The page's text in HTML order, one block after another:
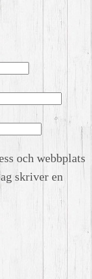
och webbplats
skriver en